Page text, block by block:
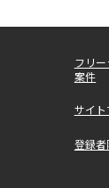
フリ
案件
サイ
登録者